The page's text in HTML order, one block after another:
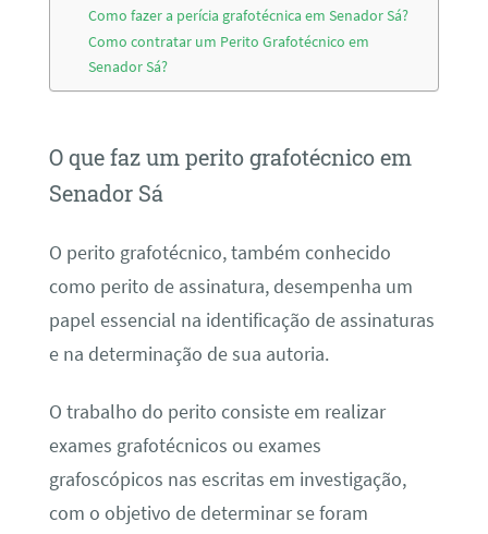
Como fazer a perícia grafotécnica em Senador Sá?
Como contratar um Perito Grafotécnico em
Senador Sá?
O que faz um perito grafotécnico em
Senador Sá
O perito grafotécnico, também conhecido
como perito de assinatura, desempenha um
papel essencial na identificação de assinaturas
e na determinação de sua autoria.
O trabalho do perito consiste em realizar
exames grafotécnicos ou exames
grafoscópicos nas escritas em investigação,
com o objetivo de determinar se foram